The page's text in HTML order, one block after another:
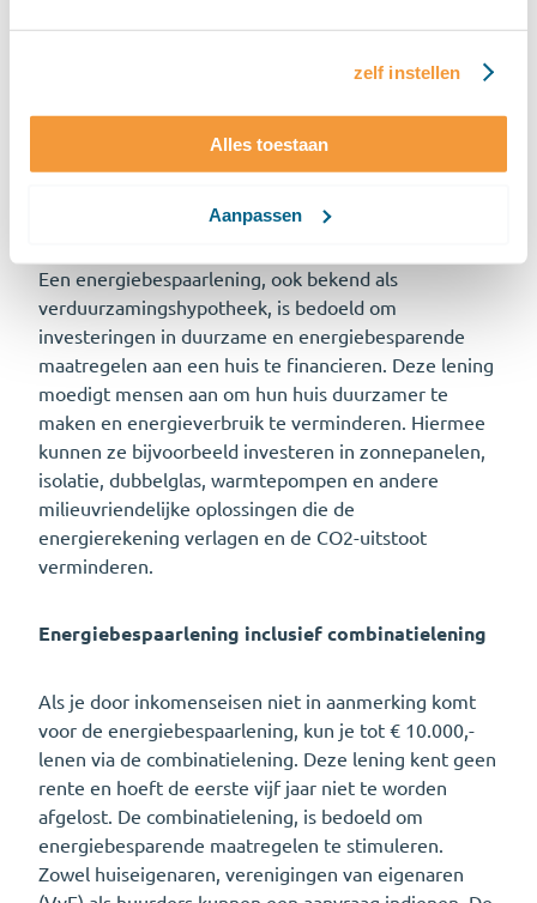
zelf instellen
Alles toestaan
Aanpassen
energiebespaarleningen zijn
Het Nationaal Warmtefonds biedt drie leningen aan:
De energiebespaarlening en
verduurzamingshypotheek
Een energiebespaarlening, ook bekend als
verduurzamingshypotheek, is bedoeld om
investeringen in duurzame en energiebesparende
maatregelen aan een huis te financieren. Deze lening
moedigt mensen aan om hun huis duurzamer te
maken en energieverbruik te verminderen. Hiermee
kunnen ze bijvoorbeeld investeren in zonnepanelen,
isolatie, dubbelglas, warmtepompen en andere
milieuvriendelijke oplossingen die de
energierekening verlagen en de CO2-uitstoot
verminderen.
Energiebespaarlening inclusief combinatielening
Als je door inkomenseisen niet in aanmerking komt
voor de energiebespaarlening, kun je tot € 10.000,-
lenen via de combinatielening. Deze lening kent geen
rente en hoeft de eerste vijf jaar niet te worden
afgelost. De combinatielening, is bedoeld om
energiebesparende maatregelen te stimuleren.
Zowel huiseigenaren, verenigingen van eigenaren